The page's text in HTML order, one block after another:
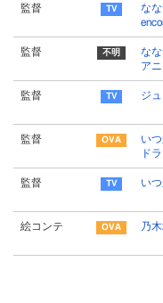
監督
な
監督
な
ア
監督 ジ
監督
い
ド
監督 い
絵コンテ 乃